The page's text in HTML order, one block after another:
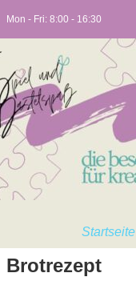
Mon - Fri: 8:00 - 16:30
Startseite
Brotrezept